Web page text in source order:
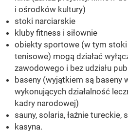
i ośrodków kultury)
stoki narciarskie
kluby fitness i siłownie
obiekty sportowe (w tym
tenisowe) mogą działać
zawodowego i bez udziału
baseny (wyjątkiem są baseny
wykonujących działalność
kadry narodowej)
sauny, solaria, łaźnie tureckie,
kasyna.